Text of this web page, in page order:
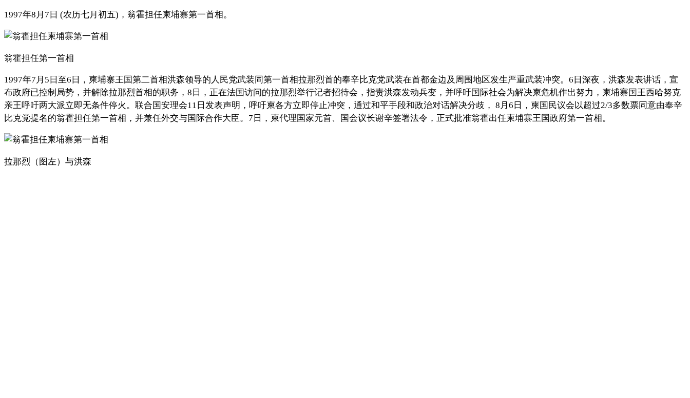
1997年8月7日 (农历七月初五)，翁霍担任柬埔寨第一首相。
翁霍担任第一首相
1997年7月5日至6日，柬埔寨王国第二首相洪森领导的人民党武装同第一首相拉那烈首的奉辛比克党武装在首都金边及周围地区发生严重武装冲突。6日深夜，洪森发表讲话，宣
布政府已控制局势，并解除拉那烈首相的职务，8日，正在法国访问的拉那烈举行记者招待会，指责洪森发动兵变，并呼吁国际社会为解决柬危机作出努力，柬埔寨国王西哈努克
亲王呼吁两大派立即无条件停火。联合国安理会11日发表声明，呼吁柬各方立即停止冲突，通过和平手段和政治对话解决分歧， 8月6日，柬国民议会以超过2/3多数票同意由奉辛
比克党提名的翁霍担任第一首相，并兼任外交与国际合作大臣。7日，柬代理国家元首、国会议长谢辛签署法令，正式批准翁霍出任柬埔寨王国政府第一首相。
拉那烈（图左）与洪森